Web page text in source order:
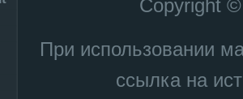
Copyright
При использовании
ссылка на